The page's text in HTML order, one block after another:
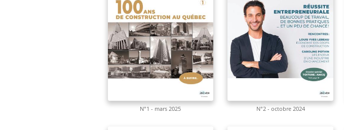
N°1 - mars 2025 N°2 - octobre 2024